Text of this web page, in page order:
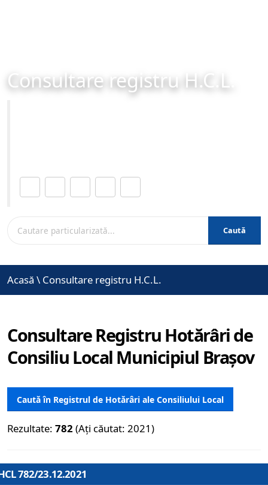
Consultare registru H.C.L.
Caută
Acasă \ Consultare registru H.C.L.
Consultare Registru Hotărâri de
Consiliu Local Municipiul Brașov
Caută în Registrul de Hotărâri ale Consiliului Local
Rezultate: 782 (Ați căutat: 2021)
782/23.12.2021